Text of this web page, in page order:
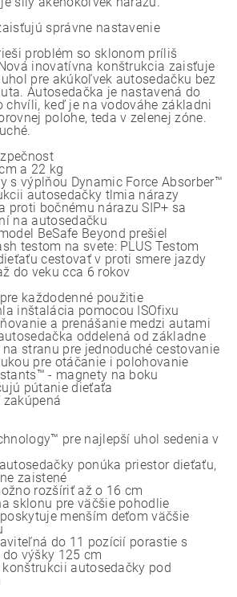
správne nastavenie
problém so sklonom príliš
inovatívna konštrukcia zaisťuje
pre akúkoľvek autosedačku bez
Autosedačka je nastavená do
chvíli, keď je na vodováhe základni
polohe, teda v zelenej zóne.
a 22 kg
s výplňou Dynamic Force Absorber™
autosedačky tlmia nárazy
proti bočnému nárazu SIP+ sa
na autosedačku
BeSafe Beyond prešiel
testom na svete: PLUS Testom
cestovať v proti smere jazdy
do veku cca 6 rokov
každodenné použitie
inštalácia pomocou ISOfixu
a prenášanie medzi autami
oddelená od základne
stranu pre jednoduché cestovanie
pre otáčanie i polohovanie
- magnety na boku
pútanie dieťaťa
pre najlepší uhol sedenia v
ponúka priestor dieťaťu,
zaistené
rozšíriť až o 16 cm
sklonu pre väčšie pohodlie
menším deťom väčšie
do 11 pozícií porastie s
výšky 125 cm
autosedačky pod